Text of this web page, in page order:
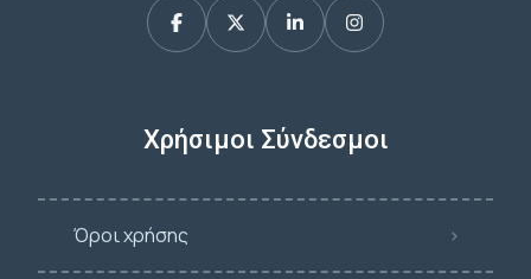
Χρήσιμοι Σύνδεσμοι
Όροι χρήσης